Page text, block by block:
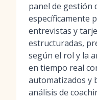
panel de gestión
específicamente
entrevistas y
estructuradas,
según el rol y la
en tiempo real
automatizados y
análisis de